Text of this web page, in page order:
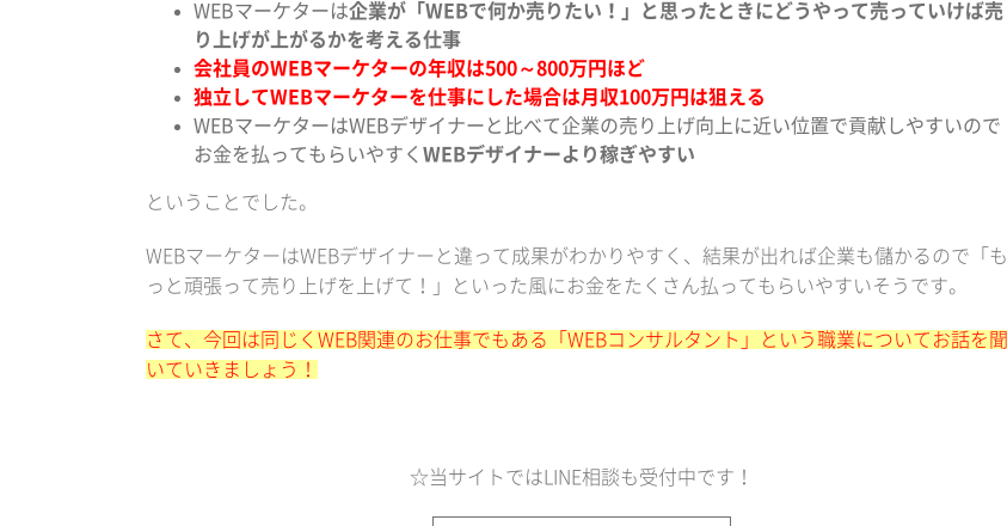
WEBマーケターは企業が「WEBで何か売りたい！」と思ったときにどうやって売っていけば売
り上げが上がるかを考える仕事
会社員のWEBマーケターの年収は500～800万円ほど
独立してWEBマーケターを仕事にした場合は月収100万円は狙える
WEBマーケターはWEBデザイナーと比べて企業の売り上げ向上に近い位置で貢献しやすいので
お金を払ってもらいやすく WEBデザイナーより稼ぎやすい
ということでした。
WEBマーケターはWEBデザイナーと違って成果がわかりやすく、結果が出れば企業も儲かるので「も
っと頑張って売り上げを上げて！」といった風にお金をたくさん払ってもらいやすいそうです。
さて、今回は同じくWEB関連のお仕事でもある「WEBコンサルタント」という職業についてお話を聞
いていきましょう！
☆当サイトではLINE相談も受付中です！